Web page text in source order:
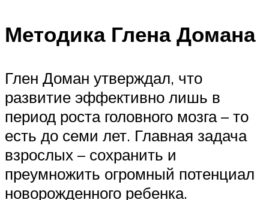
Методика Глена Домана
Глен Доман утверждал, что
развитие эффективно лишь в
период роста головного мозга – то
есть до семи лет. Главная задача
взрослых – сохранить и
преумножить огромный потенциал
новорожденного ребенка.